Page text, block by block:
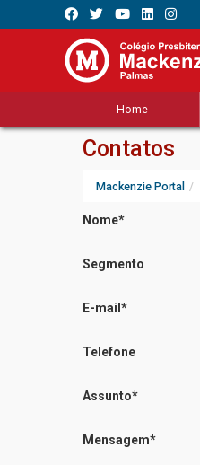
Home
Contatos
Mackenzie Portal
Nome*
Segmento
E-mail *
Telefone
Assunto*
Mensagem*